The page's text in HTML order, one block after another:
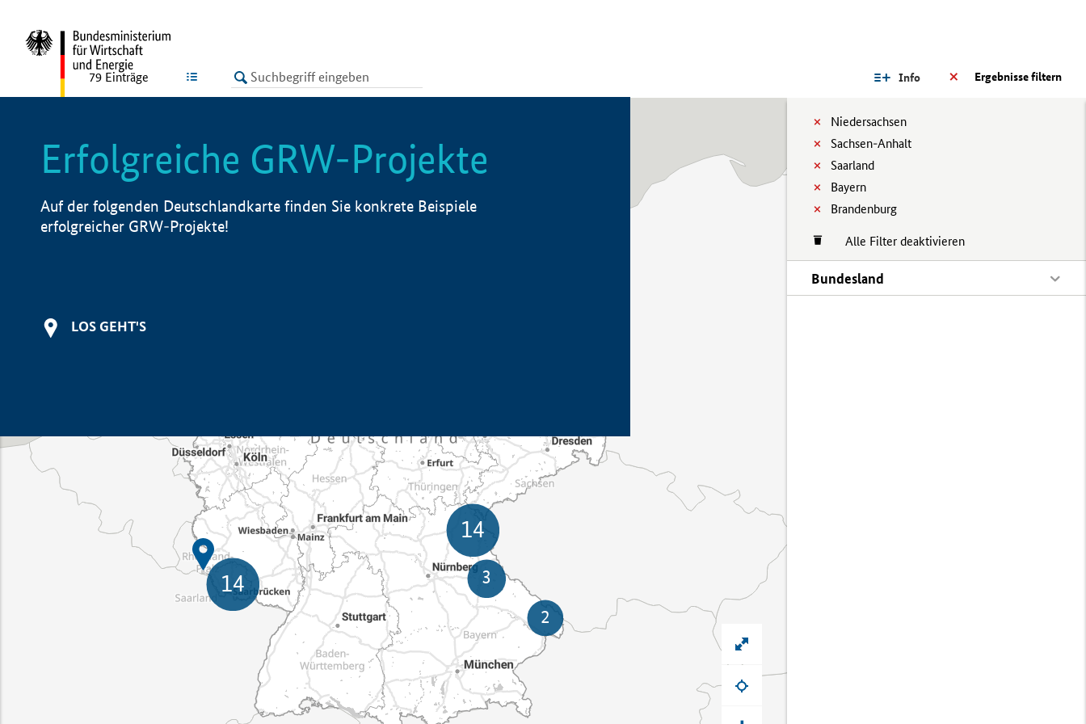
LISTE Ergebnisse filtern
Info
Niedersachsen
Sachsen-Anhalt
Saarland
Bayern
Brandenburg
Alle Filter deaktivieren
Bundesland
79 Einträge
Erfolgreiche GRW-Projekte
Auf der folgenden Deutschlandkarte finden Sie konkrete Beispiele
erfolgreicher GRW-Projekte!
LOS GEHT'S